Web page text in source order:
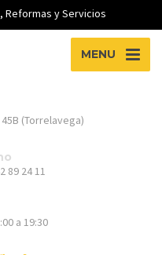
Reformas y Servicios
MENU
(Torrelavega)
89 24 11
a 19:30